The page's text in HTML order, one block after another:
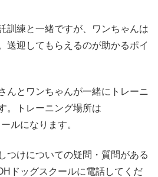
訓練と一緒ですが、ワンちゃんは
送迎してもらえるのが助かるポイ
んとワンちゃんが一緒にトレーニ
。トレーニング場所は
ルになります。
つけについての疑問・質問がある
ドッグスクールに電話してくだ